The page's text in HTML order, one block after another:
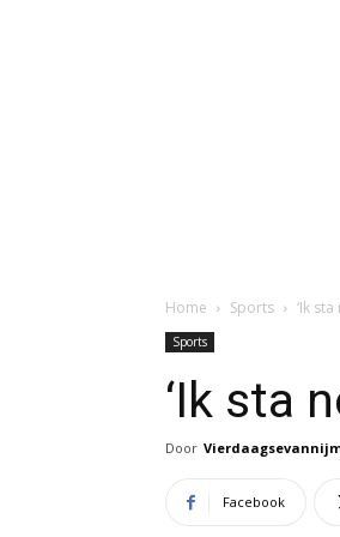
Home Sports ‘Ik
Sports
‘Ik sta
Door
Facebook